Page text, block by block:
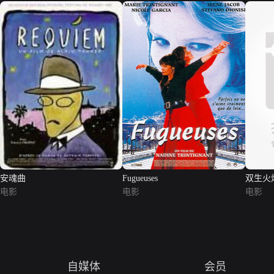
安魂曲
电影
Fugueuses
电影
双生火
电影
自媒体 会员